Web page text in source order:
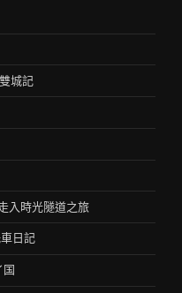
城記
入時光隧道之旅
日記